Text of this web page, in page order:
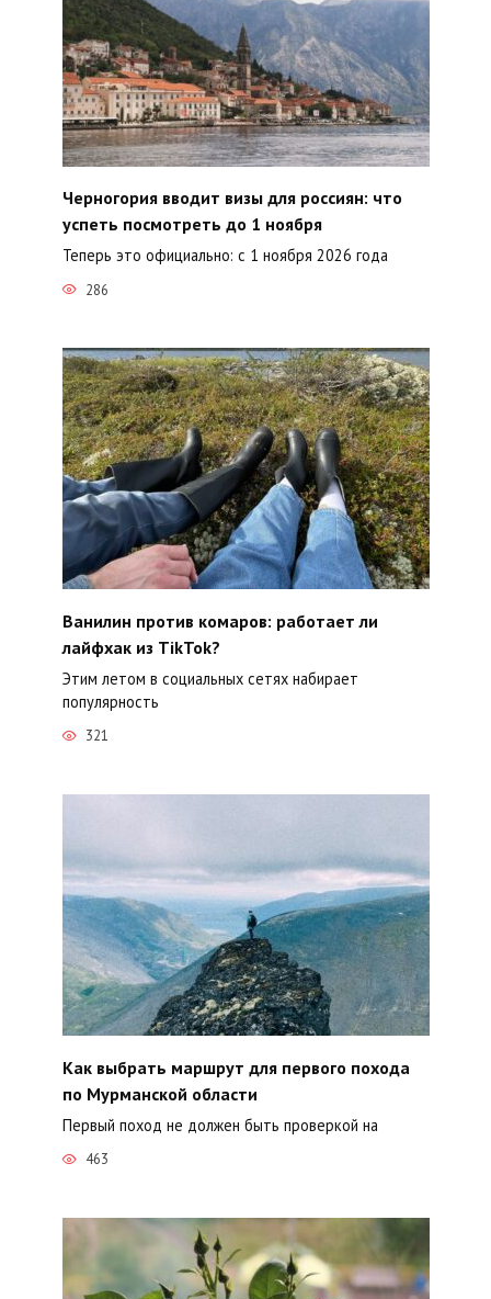
Черногория вводит визы для россиян: что
успеть посмотреть до 1 ноября
Теперь это официально: с 1 ноября 2026 года
286
Ванилин против комаров: работает ли
лайфхак из TikTok?
Этим летом в социальных сетях набирает
популярность
321
Как выбрать маршрут для первого похода
по Мурманской области
Первый поход не должен быть проверкой на
463